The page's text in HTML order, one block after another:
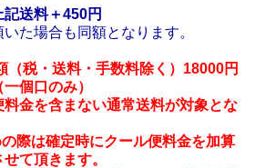
記送料＋450円
た場合も同額となります。
税・送料・手数料除く）18000円
一個口のみ）
料金を含まない通常送料が対象とな
際は確定時にクール便料金を加算
て頂きます。